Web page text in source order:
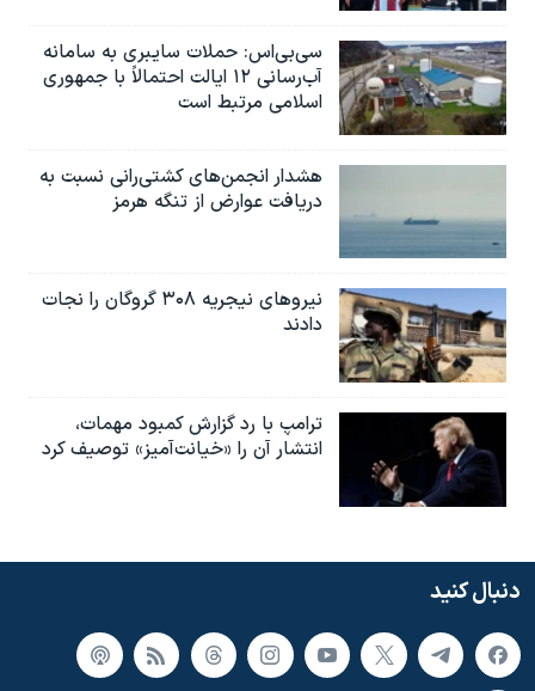
سی‌بی‌اس: حملات سایبری به سامانه
آب‌رسانی ۱۲ ایالت احتمالاً با جمهوری
اسلامی مرتبط است
هشدار انجمن‌های کشتی‌رانی نسبت به
دریافت عوارض از تنگه هرمز
نیروهای نیجریه‌ ۳۰۸ گروگان را نجات
دادند
ترامپ با رد گزارش کمبود مهمات،
انتشار آن را «خیانت‌آمیز» توصیف کرد
دنبال کنید